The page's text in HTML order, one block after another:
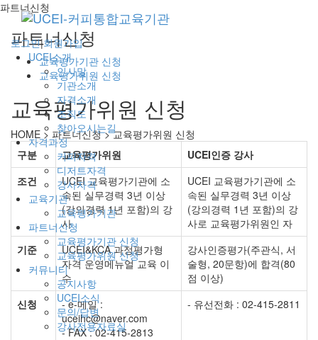
로그인|회원가입
UCEI소개
인사말
기관소개
자격소개
조직도
찾아오시는길
자격과정
커피자격
디저트자격
강사자격
교육기관
교육평가기관
파트너신청
교육평가기관 신청
교육평가위원 신청
커뮤니티
공지사항
UCEI소식
문의/답변
강사전용자료실
파트너신청
파트너신청
교육평가기관 신청
교육평가위원 신청
교육평가위원 신청
HOME > 파트너신청 >교육평가위원 신청
구분
교육평가위원
UCEI인증 강사
조건
UCEI 교육평가기관에 소
속된 실무경력 3년 이상
(강의경력 1년 포함)의 강
사
UCEI 교육평가기관에 소
속된 실무경력 3년 이상
(강의경력 1년 포함)의 강
사로 교육평가위원인 자
기준
UCEI&KCA 과정평가형
자격 운영메뉴얼 교육 이
수
강사인증평가(주관식, 서
술형, 20문항)에 합격(80
점 이상)
신청
- e-메일 :
uceihc@naver.com
- FAX : 02-415-2813
- 유선전화 : 02-415-2811